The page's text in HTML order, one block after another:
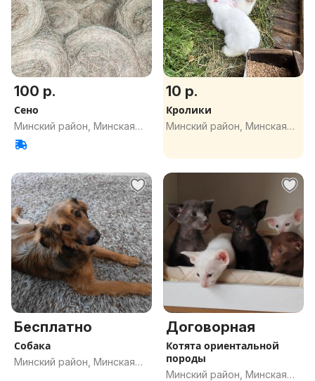
100 р.
Сено
Минский район, Минская
обл.
10 р.
Кролики
Минский район, Минская
Бесплатно
Собака
Минский район, Минская
Договорная
Котята ориентальной
породы
Минский район, Минская